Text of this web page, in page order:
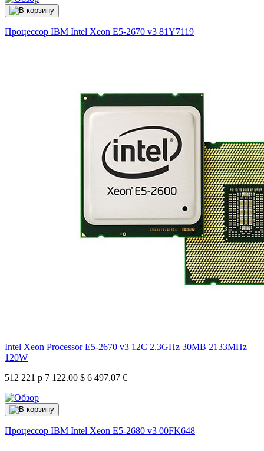
Процессор IBM Intel Xeon E5-2670 v3 81Y7119
Intel Xeon Processor E5-2670 v3 12C 2.3GHz 30MB 2133MHz
120W
512 221 р 7 122.00 $ 6 497.07 €
Процессор IBM Intel Xeon E5-2680 v3 00FK648